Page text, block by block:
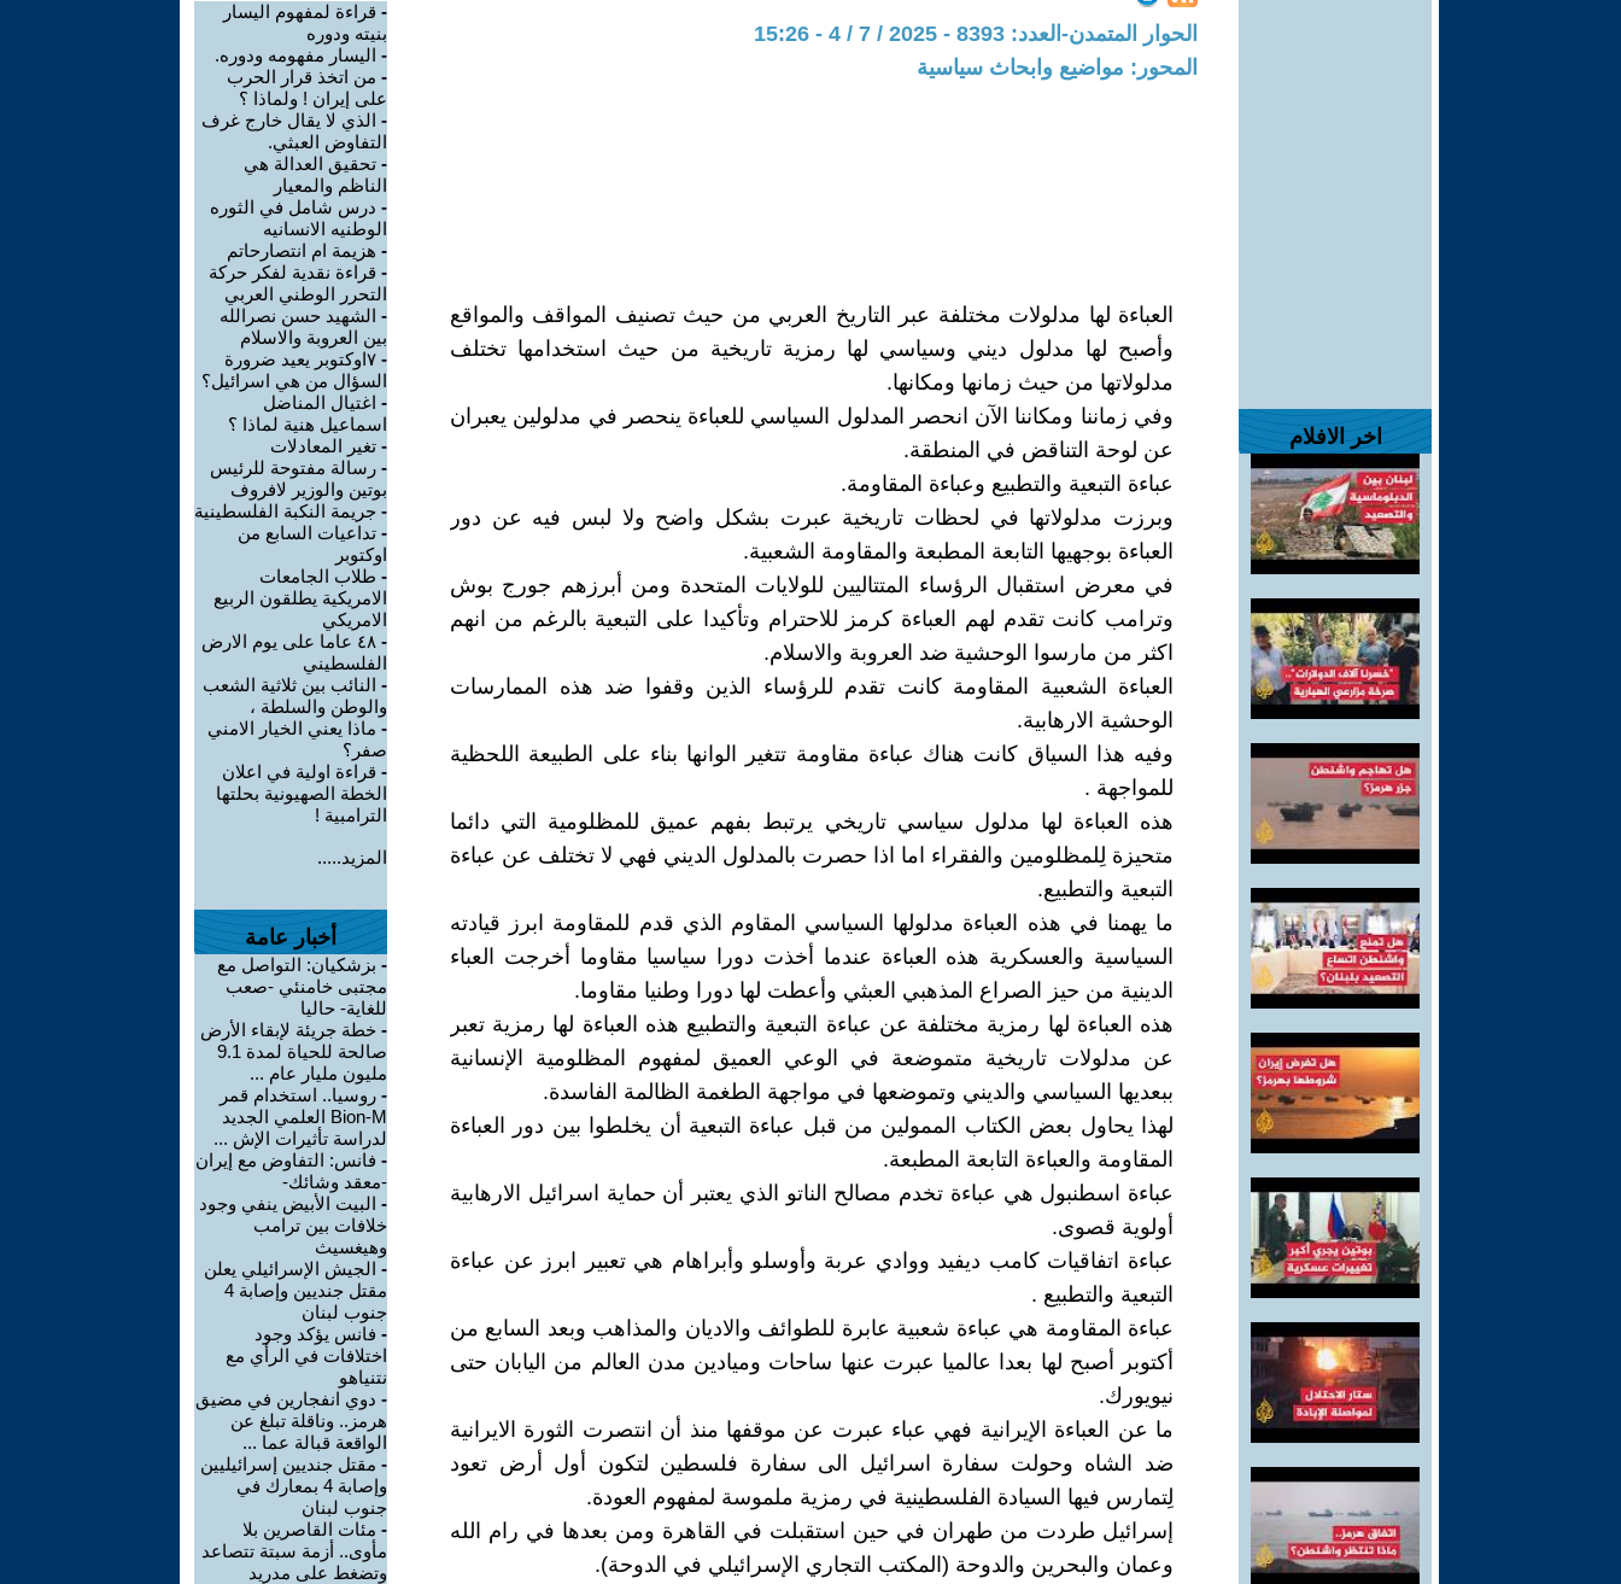
اخر الافلام
الحوار المتمدن-العدد: 8393 - 2025 / 7 / 4 - 15:26
المحور: مواضيع وابحاث سياسية
العباءة لها مدلولات مختلفة عبر التاريخ العربي من حيث تصنيف المواقف والمواقع
وأصبح لها مدلول ديني وسياسي لها رمزية تاريخية من حيث استخدامها تختلف
مدلولاتها من حيث زمانها ومكانها.
وفي زماننا ومكاننا الآن انحصر المدلول السياسي للعباءة ينحصر في مدلولين يعبران
عن لوحة التناقض في المنطقة.
عباءة التبعية والتطبيع وعباءة المقاومة.
وبرزت مدلولاتها في لحظات تاريخية عبرت بشكل واضح ولا لبس فيه عن دور
العباءة بوجهيها التابعة المطبعة والمقاومة الشعبية.
في معرض استقبال الرؤساء المتتاليين للولايات المتحدة ومن أبرزهم جورج بوش
وترامب كانت تقدم لهم العباءة كرمز للاحترام وتأكيدا على التبعية بالرغم من انهم
اكثر من مارسوا الوحشية ضد العروبة والاسلام.
العباءة الشعبية المقاومة كانت تقدم للرؤساء الذين وقفوا ضد هذه الممارسات
الوحشية الارهابية.
وفيه هذا السياق كانت هناك عباءة مقاومة تتغير الوانها بناء على الطبيعة اللحظية
للمواجهة .
هذه العباءة لها مدلول سياسي تاريخي يرتبط بفهم عميق للمظلومية التي دائما
متحيزة لِلمظلومين والفقراء اما اذا حصرت بالمدلول الديني فهي لا تختلف عن عباءة
التبعية والتطبيع.
ما يهمنا في هذه العباءة مدلولها السياسي المقاوم الذي قدم للمقاومة ابرز قيادته
السياسية والعسكرية هذه العباءة عندما أخذت دورا سياسيا مقاوما أخرجت العباء
الدينية من حيز الصراع المذهبي العبثي وأعطت لها دورا وطنيا مقاوما.
هذه العباءة لها رمزية مختلفة عن عباءة التبعية والتطبيع هذه العباءة لها رمزية تعبر
عن مدلولات تاريخية متموضعة في الوعي العميق لمفهوم المظلومية الإنسانية
ببعديها السياسي والديني وتموضعها في مواجهة الطغمة الظالمة الفاسدة.
لهذا يحاول بعض الكتاب الممولين من قبل عباءة التبعية أن يخلطوا بين دور العباءة
المقاومة والعباءة التابعة المطبعة.
عباءة اسطنبول هي عباءة تخدم مصالح الناتو الذي يعتبر أن حماية اسرائيل الارهابية
أولوية قصوى.
عباءة اتفاقيات كامب ديفيد ووادي عربة وأوسلو وأبراهام هي تعبير ابرز عن عباءة
التبعية والتطبيع .
عباءة المقاومة هي عباءة شعبية عابرة للطوائف والاديان والمذاهب وبعد السابع من
أكتوبر أصبح لها بعدا عالميا عبرت عنها ساحات وميادين مدن العالم من اليابان حتى
نيويورك.
ما عن العباءة الإيرانية فهي عباء عبرت عن موقفها منذ أن انتصرت الثورة الايرانية
ضد الشاه وحولت سفارة اسرائيل الى سفارة فلسطين لتكون أول أرض تعود
لِتمارس فيها السيادة الفلسطينية في رمزية ملموسة لمفهوم العودة.
إسرائيل طردت من طهران في حين استقبلت في القاهرة ومن بعدها في رام الله
وعمان والبحرين والدوحة (المكتب التجاري الإسرائيلي في الدوحة).
- قراءة لمفهوم اليسار
بنيته ودوره
- اليسار مفهومه ودوره.
- من اتخذ قرار الحرب
على إيران ! ولماذا ؟
- الذي لا يقال خارج غرف
التفاوض العبثي.
- تحقيق العدالة هي
الناظم والمعيار
- درس شامل في الثوره
الوطنيه الانسانيه
- هزيمة ام انتصارحاتم
- قراءة نقدية لفكر حركة
التحرر الوطني العربي
- الشهيد حسن نصرالله
بين العروبة والاسلام
-
٧اوكتوبر يعيد ضرورة
السؤال من هي اسرائيل؟
- اغتيال المناضل
اسماعيل هنية لماذا ؟
- تغير المعادلات
- رسالة مفتوحة للرئيس
بوتين والوزير لافروف
- جريمة النكبة الفلسطينية
- تداعيات السابع من
اوكتوبر
- طلاب الجامعات
الامريكية يطلقون الربيع
الامريكي
-
٤٨ عاما على يوم الارض
الفلسطيني
- النائب بين ثلاثية الشعب
والوطن والسلطة ،
- ماذا يعني الخيار الامني
صفر؟
- قراءة اولية في اعلان
الخطة الصهيونية بحلتها
الترامبية !
المزيد.....
أخبار عامة
- بزشكيان: التواصل مع
مجتبى خامنئي -صعب
للغاية- حاليا
- خطة جريئة لإبقاء الأرض
صالحة للحياة لمدة 9.1
مليون مليار عام ...
- روسيا.. استخدام قمر
Bion-M العلمي الجديد
لدراسة تأثيرات الإش ...
- فانس: التفاوض مع إيران
-معقد وشائك-
- البيت الأبيض ينفي وجود
خلافات بين ترامب
وهيغسيث
- الجيش الإسرائيلي يعلن
مقتل جنديين وإصابة 4
جنوب لبنان
- فانس يؤكد وجود
اختلافات في الرأي مع
نتنياهو
- دوي انفجارين في مضيق
هرمز.. وناقلة تبلغ عن
الواقعة قبالة عما ...
- مقتل جنديين إسرائيليين
وإصابة 4 بمعارك في
جنوب لبنان
- مئات القاصرين بلا
مأوى.. أزمة سبتة تتصاعد
وتضغط على مدريد